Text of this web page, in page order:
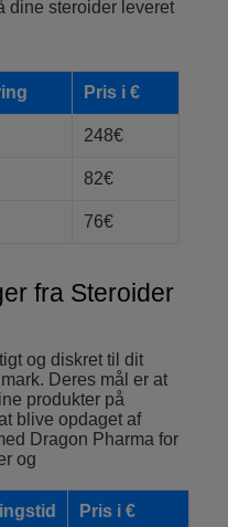
dine steroider leveret
Pris i €
248€
82€
76€
fra Steroider
og diskret til dit
Deres mål er at
produkter på
blive opdaget af
Dragon Pharma for
og
Pris i €